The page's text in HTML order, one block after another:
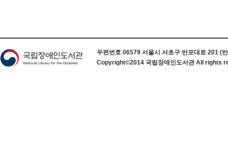
우편번호 06579 서울시 서초구 반포대로 201 (
Copyright©2014 국립장애인도서관 All rights